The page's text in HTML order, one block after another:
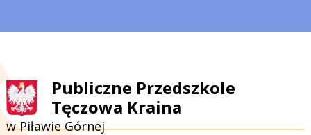
Publiczne Przedszkole
Tęczowa Kraina
w Piławie Górnej